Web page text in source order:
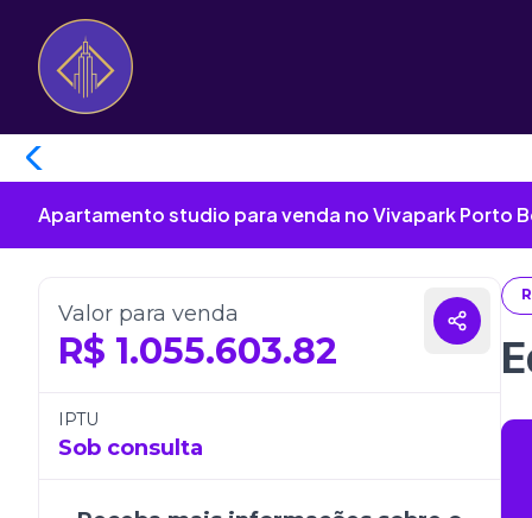
Apartamento studio para venda no Vivapark Porto
Valor para venda
R$ 1.055.603.82
IPTU
Sob consulta